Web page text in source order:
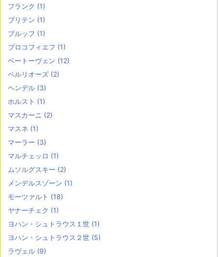
フランク (1)
ブリテン (1)
ブルッフ (1)
プロコフィエフ (1)
ベートーヴェン (12)
ベルリオーズ (2)
ヘンデル (3)
ホルスト (1)
マスカーニ (2)
マスネ (1)
マーラー (3)
マルチェッロ (1)
ムソルグスキー (2)
メンデルスゾーン (1)
モーツァルト (18)
ヤナーチェク (1)
ヨハン・シュトラウス１世 (1)
ヨハン・シュトラウス２世 (5)
ラヴェル (9)